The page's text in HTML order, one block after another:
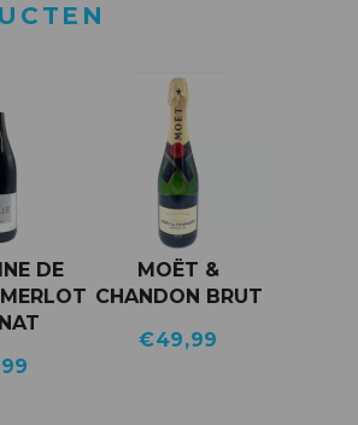
DE
MOËT &
CHANDON BRUT
€49,99